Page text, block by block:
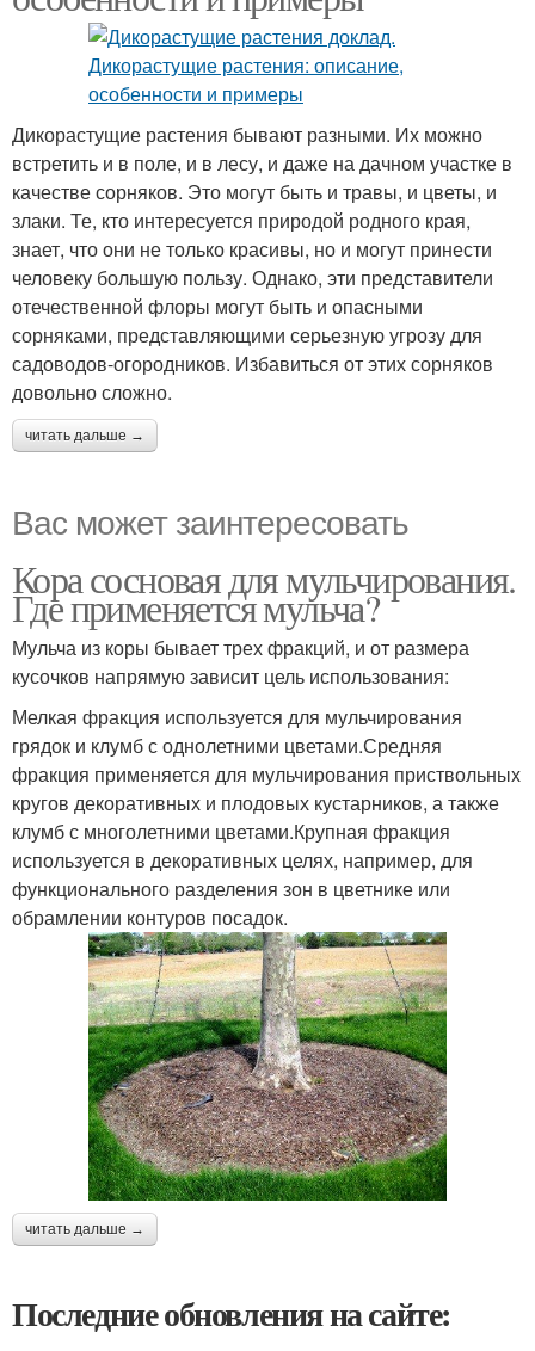
Дикорастущие растения бывают разными. Их можно
встретить и в поле, и в лесу, и даже на дачном участке в
качестве сорняков. Это могут быть и травы, и цветы, и
злаки. Те, кто интересуется природой родного края,
знает, что они не только красивы, но и могут принести
человеку большую пользу. Однако, эти представители
отечественной флоры могут быть и опасными
сорняками, представляющими серьезную угрозу для
садоводов-огородников. Избавиться от этих сорняков
довольно сложно.
читать дальше →
Вас может заинтересовать
Кора сосновая для мульчирования.
Где применяется мульча?
Мульча из коры бывает трех фракций, и от размера
кусочков напрямую зависит цель использования:
Мелкая фракция используется для мульчирования
грядок и клумб с однолетними цветами.Средняя
фракция применяется для мульчирования приствольных
кругов декоративных и плодовых кустарников, а также
клумб с многолетними цветами.Крупная фракция
используется в декоративных целях, например, для
функционального разделения зон в цветнике или
обрамлении контуров посадок.
читать дальше →
Последние обновления на сайте: